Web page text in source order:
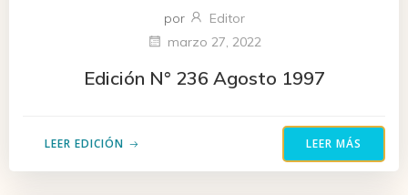
por
Editor
marzo 27, 2022
Edición N° 236 Agosto 1997
LEER EDICIÓN LEER MÁS